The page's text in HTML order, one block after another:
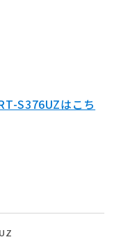
S376UZはこち